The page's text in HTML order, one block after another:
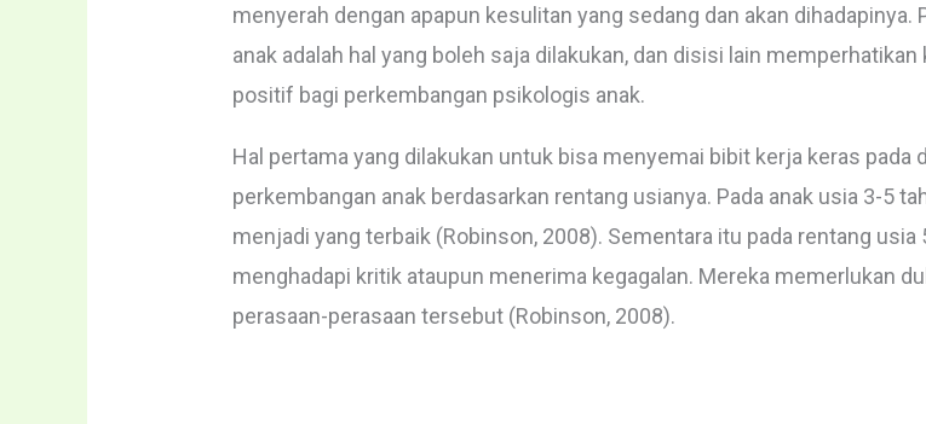
menyerah dengan apapun kesulitan yang sedang dan akan
anak adalah hal yang boleh saja dilakukan, dan disisi lain
positif bagi perkembangan psikologis anak.
Hal pertama yang dilakukan untuk bisa menyemai bibit kerja keras pada
perkembangan anak berdasarkan rentang usianya. Pada anak usia 3-5
menjadi yang terbaik (Robinson, 2008). Sementara itu pada rentang
menghadapi kritik ataupun menerima kegagalan. Mereka memerlukan
perasaan-perasaan tersebut (Robinson, 2008).